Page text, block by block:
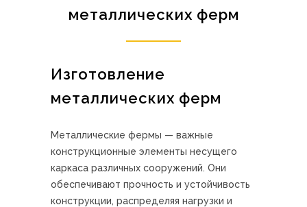
металлических ферм
Изготовление
металлических ферм
Металлические фермы — важные
конструкционные элементы несущего
каркаса различных сооружений. Они
обеспечивают прочность и устойчивость
конструкции, распределяя нагрузки и